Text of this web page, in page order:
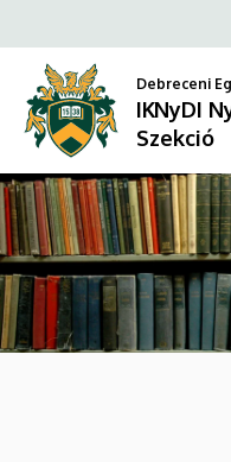
Szekció
Debreceni
IKNyDI
Szekció
DIAVETÍTÉS